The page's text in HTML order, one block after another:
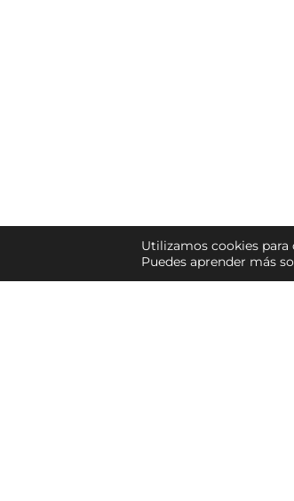
Utilizamos cookies
Puedes aprender más